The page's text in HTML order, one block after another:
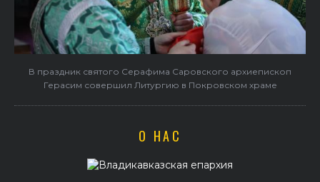
В праздник святого Серафима Саровского архиепископ
Герасим совершил Литургию в Покровском храме
О НАС